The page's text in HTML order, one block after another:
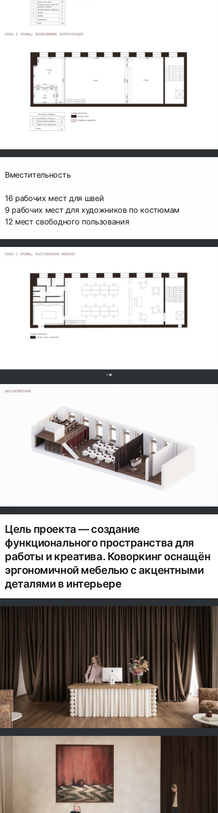
Вместительность
16 рабочих мест для швей
9 рабочих мест для художников по костюмам
12 мест свободного пользования
Цель проекта — создание
функционального пространства для
работы и креатива. Коворкинг оснащён
эргономичной мебелью с акцентными
деталями в интерьере